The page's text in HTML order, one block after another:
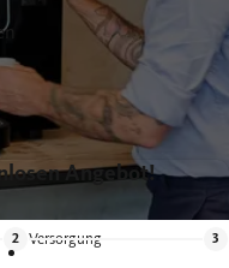
Angebot!
Versorgung